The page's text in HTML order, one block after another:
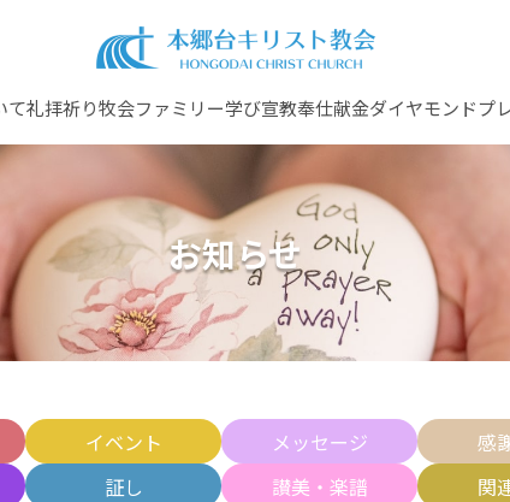
て礼拝祈り牧会ファミリー学び宣教奉仕献金ダイヤモンドプ
お知らせ
イベント メッセージ 感
証し 讃美・楽譜 関